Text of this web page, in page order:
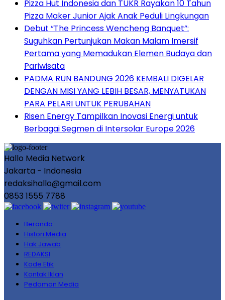
Pizza Hut Indonesia dan TUKR Rayakan 10 Tahun
Pizza Maker Junior Ajak Anak Peduli Lingkungan
Debut “The Princess Wencheng Banquet”:
Suguhkan Pertunjukan Makan Malam Imersif
Pertama yang Memadukan Elemen Budaya dan
Pariwisata
PADMA RUN BANDUNG 2026 KEMBALI DIGELAR
DENGAN MISI YANG LEBIH BESAR, MENYATUKAN
PARA PELARI UNTUK PERUBAHAN
Risen Energy Tampilkan Inovasi Energi untuk
Berbagai Segmen di Intersolar Europe 2026
Hallo Media Network
Jakarta - Indonesia
redaksihallo@gmail.com
0853 1555 7788
Beranda
Histori Media
Hak Jawab
REDAKSI
Kode Etik
Kontak Iklan
Pedoman Media